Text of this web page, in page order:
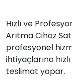
Hızlı ve
Arıtma Cihaz
profesyonel
ihtiyaçlarına
teslimat yapar.